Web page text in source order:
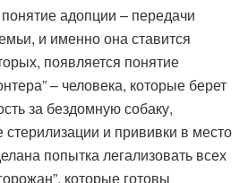
адопции – передачи
и именно она ставится
появляется понятие
– человека, которые берет
за бездомную собаку,
и прививки в место
попытка легализовать всех
которые готовы